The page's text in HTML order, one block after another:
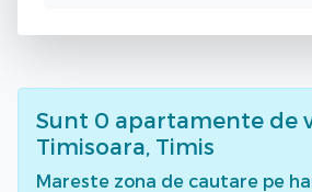
Sunt 0 apartamente de
Timisoara, Timis
Mareste zona de cautare pe